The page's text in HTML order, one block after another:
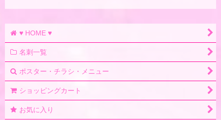
♥ HOME ♥
名刺一覧
ポスター・チラシ・メニュー
ショッピングカート
お気に入り